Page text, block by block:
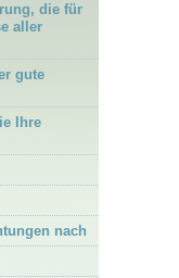
die für
aller
gute
Ihre
nach